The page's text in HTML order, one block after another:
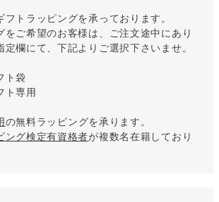
フトラッピングを承っております。
をご希望のお客様は、ご注文途中にあり
定欄にて、下記よりご選択下さいませ。
ト袋
ト専用
の無料ラッピングを承ります。
ング検定有資格者が複数名在籍しており